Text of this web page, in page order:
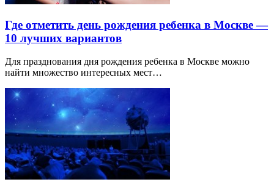
Где отметить день рождения ребенка в Москве —
10 лучших вариантов
Для празднования дня рождения ребенка в Москве можно
найти множество интересных мест…